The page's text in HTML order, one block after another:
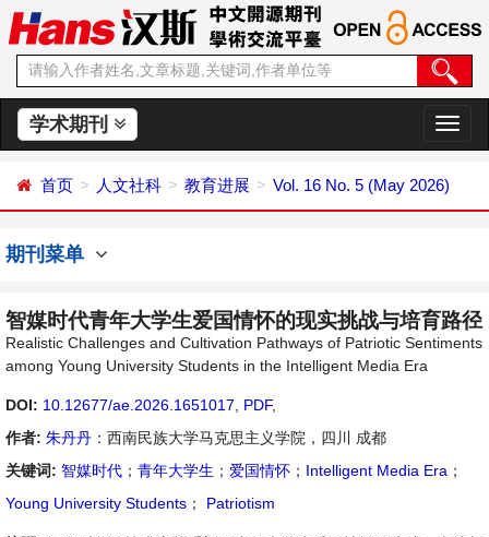
学术期刊
切
换
航
首页 人文社科 教育进展 Vol. 16 No. 5 (May 2026)
期刊菜单
智媒时代青年大学生爱国情怀的现实挑战与培育路径
Realistic Challenges and Cultivation Pathways of Patriotic Sentiments
among Young University Students in the Intelligent Media Era
DOI: 10.12677/ae.2026.1651017 PDF,
作者: 朱丹丹 ：西南民族大学马克思主义学院，四川 成都
关键词: 智媒时代 ； 青年大学生 ； 爱国情怀 ； Intelligent Media Era ；
Young University Students ； Patriotism